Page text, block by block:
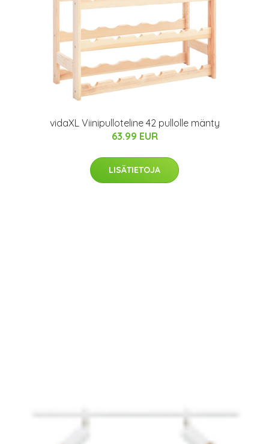
vidaXL Viinipulloteline 42 pullolle mänty
63.99 EUR
LISÄTIETOJA